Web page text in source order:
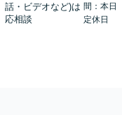
話・ビデオなど)は
応相談
間：本日
定休日